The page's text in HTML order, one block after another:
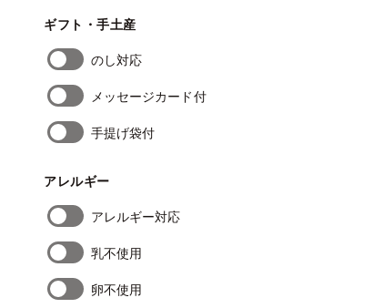
ギフト・手土産
のし対応
メッセージカード付
手提げ袋付
アレルギー
アレルギー対応
乳不使用
卵不使用